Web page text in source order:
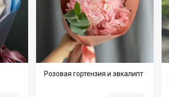
Розовая гортензия и эвкалипт